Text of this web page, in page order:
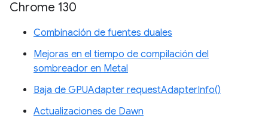
Chrome 130
Combinación de fuentes duales
Mejoras en el tiempo de compilación del
sombreador en Metal
Baja de GPUAdapter requestAdapterInfo()
Actualizaciones de Dawn